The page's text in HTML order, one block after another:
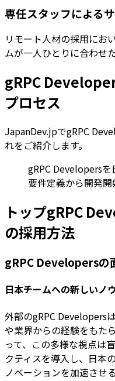
専任スタッフによる
リモート人材の採用にお
ムが一人ひとりに合わせ
gRPC
プロセス
JapanDev.jpでgRPC
れをご紹介します。
gRPC Developers
要件定義から開発
トップgRPC
の採用方法
gRPC Developersの
日本チームへの新しいノ
外部のgRPC Developers
や業界からの経験をもた
って、この多様な視点は
クティスを導入し、日本
ノベーションを加速させ